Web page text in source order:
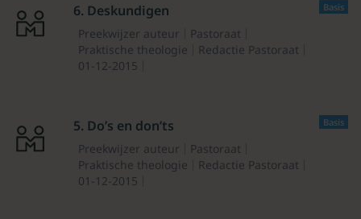
Basis
6. Deskundigen
Preekwijzer auteur
Pastoraat
Praktische theologie
Redactie Pastoraat
01-12-2015
Basis
5. Do’s en don’ts
Preekwijzer auteur
Pastoraat
Praktische theologie
Redactie Pastoraat
01-12-2015